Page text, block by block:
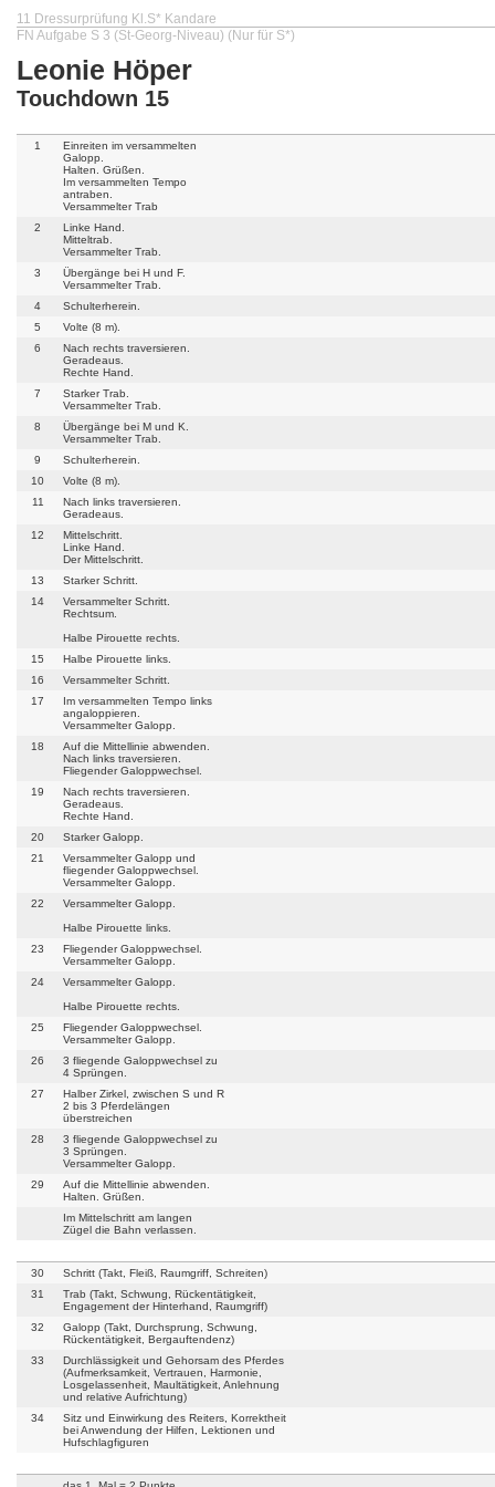
11 Dressurprüfung Kl.S* Kandare
FN Aufgabe S 3 (St-Georg-Niveau) (Nur für S*)
Leonie Höper
Touchdown 15
1
Einreiten im versammelten
Galopp.
Halten. Grüßen.
Im versammelten Tempo
antraben.
Versammelter Trab
2
Linke Hand.
Mitteltrab.
Versammelter Trab.
3
Übergänge bei H und F.
Versammelter Trab.
4
Schulterherein.
5
Volte (8 m).
6
Nach rechts traversieren.
Geradeaus.
Rechte Hand.
7
Starker Trab.
Versammelter Trab.
8
Übergänge bei M und K.
Versammelter Trab.
9
Schulterherein.
10
Volte (8 m).
11
Nach links traversieren.
Geradeaus.
12
Mittelschritt.
Linke Hand.
Der Mittelschritt.
13
Starker Schritt.
14
Versammelter Schritt.
Rechtsum.
Halbe Pirouette rechts.
15
Halbe Pirouette links.
16
Versammelter Schritt.
17
Im versammelten Tempo links
angaloppieren.
Versammelter Galopp.
18
Auf die Mittellinie abwenden.
Nach links traversieren.
Fliegender Galoppwechsel.
19
Nach rechts traversieren.
Geradeaus.
Rechte Hand.
20
Starker Galopp.
21
Versammelter Galopp und
fliegender Galoppwechsel.
Versammelter Galopp.
22
Versammelter Galopp.
Halbe Pirouette links.
23
Fliegender Galoppwechsel.
Versammelter Galopp.
24
Versammelter Galopp.
Halbe Pirouette rechts.
25
Fliegender Galoppwechsel.
Versammelter Galopp.
26
3 fliegende Galoppwechsel zu
4 Sprüngen.
27
Halber Zirkel, zwischen S und R
2 bis 3 Pferdelängen
überstreichen
28
3 fliegende Galoppwechsel zu
3 Sprüngen.
Versammelter Galopp.
29
Auf die Mittellinie abwenden.
Halten. Grüßen.
Im Mittelschritt am langen
Zügel die Bahn verlassen.
30
Schritt (Takt, Fleiß, Raumgriff, Schreiten)
31
Trab (Takt, Schwung, Rückentätigkeit,
Engagement der Hinterhand, Raumgriff)
32
Galopp (Takt, Durchsprung, Schwung,
Rückentätigkeit, Bergauftendenz)
33
Durchlässigkeit und Gehorsam des Pferdes
(Aufmerksamkeit, Vertrauen, Harmonie,
Losgelassenheit, Maultätigkeit, Anlehnung
und relative Aufrichtung)
34
Sitz und Einwirkung des Reiters, Korrektheit
bei Anwendung der Hilfen, Lektionen und
Hufschlagfiguren